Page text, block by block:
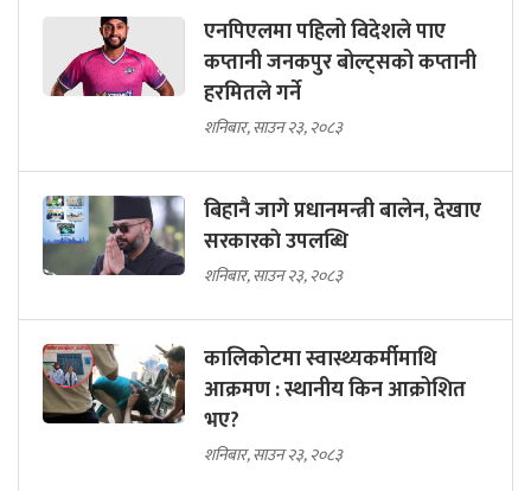
एनपिएलमा पहिलो विदेशले पाए
कप्तानी जनकपुर बोल्ट्सको कप्तानी
हरमितले गर्ने
शनिबार, साउन २३, २०८३
बिहानै जागे प्रधानमन्त्री बालेन, देखाए
सरकारकाे उपलब्धि
शनिबार, साउन २३, २०८३
कालिकोटमा स्वास्थ्यकर्मीमाथि
आक्रमण : स्थानीय किन आक्रोशित
भए?
शनिबार, साउन २३, २०८३